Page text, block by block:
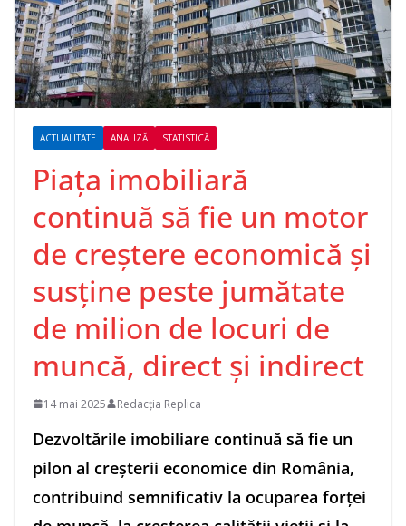
ACTUALITATE ANALIZĂ STATISTICĂ
Piața imobiliară
continuă să fie un motor
de creștere economică și
susține peste jumătate
de milion de locuri de
muncă, direct și indirect
14 mai 2025 Redacția Replica
Dezvoltările imobiliare continuă să fie un
pilon al creșterii economice din România,
contribuind semnificativ la ocuparea forței